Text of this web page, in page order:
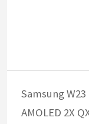
Samsung
AMOLED 2X